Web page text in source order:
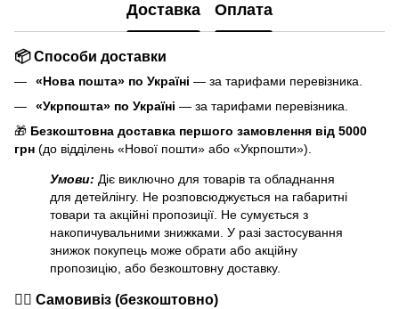
Доставка Оплата
📦 Способи доставки
«Нова пошта» по Україні — за тарифами перевізника.
«Укрпошта» по Україні — за тарифами перевізника.
🎁 Безкоштовна доставка першого замовлення від 5000
грн (до відділень «Нової пошти» або «Укрпошти»).
Умови: Діє виключно для товарів та обладнання
для детейлінгу. Не розповсюджується на габаритні
товари та акційні пропозиції. Не сумується з
накопичувальними знижками. У разі застосування
знижок покупець може обрати або акційну
пропозицію, або безкоштовну доставку.
🏃‍♂️ Самовивіз (безкоштовно)